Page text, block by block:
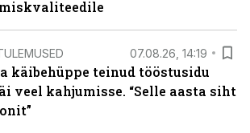
07.08.26, 14:19
käibehüppe teinud tööstusidu
veel kahjumisse. “Selle aasta siht